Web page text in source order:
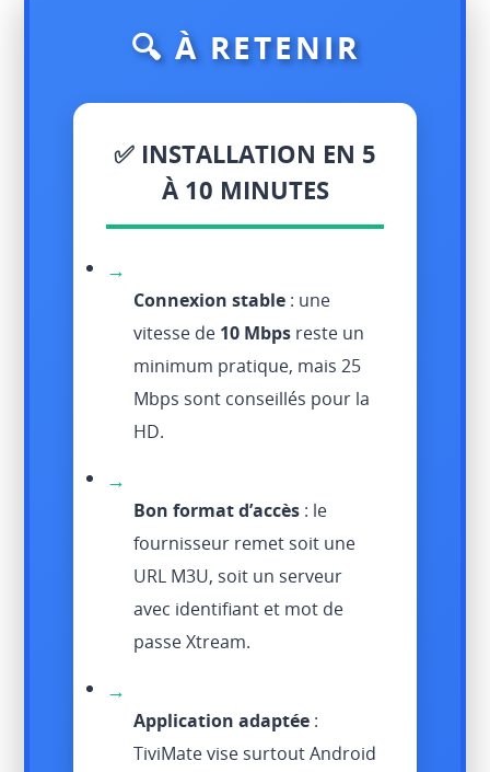
🔍 À RETENIR
✅ INSTALLATION EN 5
À 10 MINUTES
→
Connexion stable : une
vitesse de 10 Mbps reste un
minimum pratique, mais 25
Mbps sont conseillés pour la
HD.
→
Bon format d’accès : le
fournisseur remet soit une
URL M3U, soit un serveur
avec identifiant et mot de
passe Xtream.
→
Application adaptée :
TiviMate vise surtout Android